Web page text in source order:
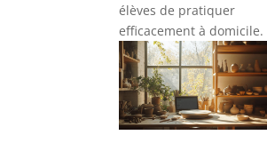
élèves de pratiquer
efficacement à domicile.